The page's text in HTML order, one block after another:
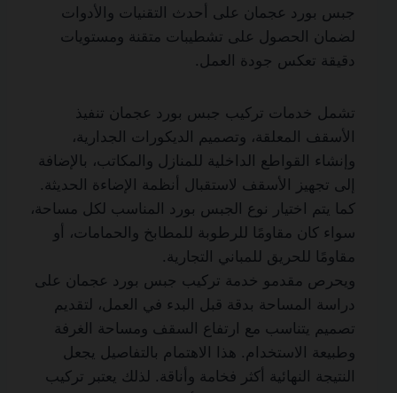
جبس بورد عجمان على أحدث التقنيات والأدوات
لضمان الحصول على تشطيبات متقنة ومستويات
دقيقة تعكس جودة العمل.
تشمل خدمات تركيب جبس بورد عجمان تنفيذ
الأسقف المعلقة، وتصميم الديكورات الجدارية،
وإنشاء القواطع الداخلية للمنازل والمكاتب، بالإضافة
إلى تجهيز الأسقف لاستقبال أنظمة الإضاءة الحديثة.
كما يتم اختيار نوع الجبس بورد المناسب لكل مساحة،
سواء كان مقاومًا للرطوبة للمطابخ والحمامات، أو
مقاومًا للحريق للمباني التجارية.
ويحرص مقدمو خدمة تركيب جبس بورد عجمان على
دراسة المساحة بدقة قبل البدء في العمل، لتقديم
تصميم يتناسب مع ارتفاع السقف ومساحة الغرفة
وطبيعة الاستخدام. هذا الاهتمام بالتفاصيل يجعل
النتيجة النهائية أكثر فخامة وأناقة. لذلك يعتبر تركيب